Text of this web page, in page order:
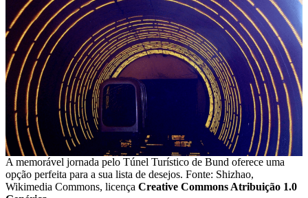
A memorável jornada pelo Túnel Turístico de Bund oferece uma
opção perfeita para a sua lista de desejos. Fonte: Shizhao,
Wikimedia Commons, licença Creative Commons Atribuição 1.0